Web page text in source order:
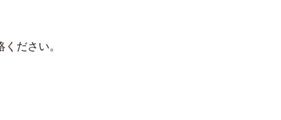
ださい。